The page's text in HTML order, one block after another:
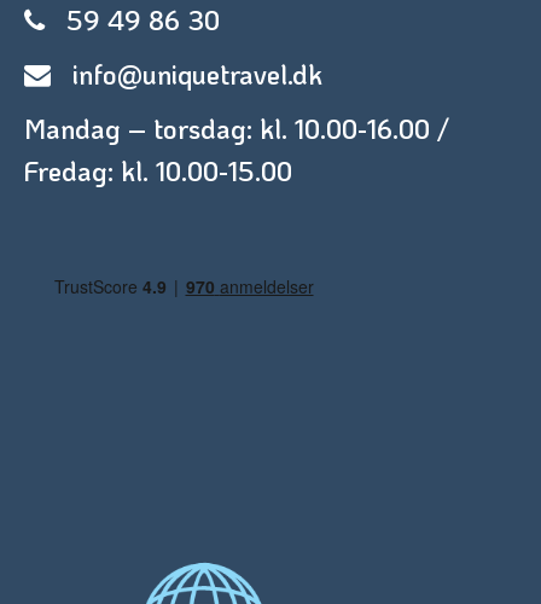
59 49 86 30
info@uniquetravel.dk
Mandag – torsdag: kl. 10.00-16.00 /
Fredag: kl. 10.00-15.00